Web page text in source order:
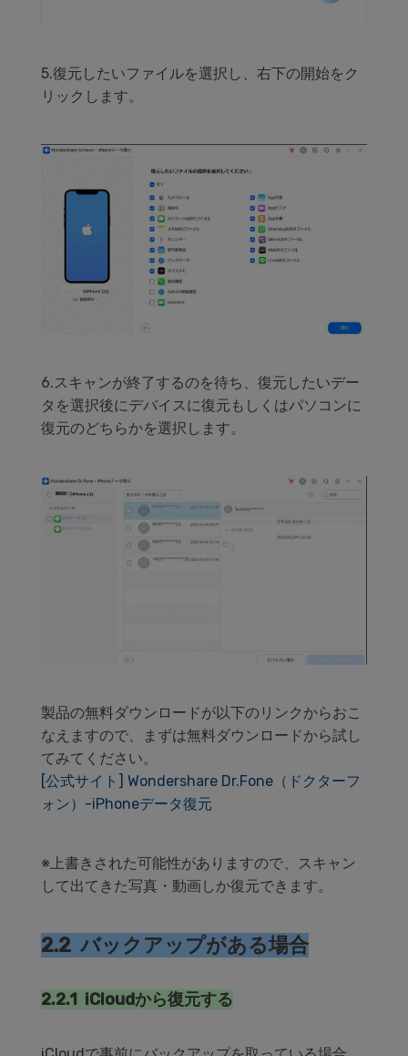
5.復元したいファイルを選択し、右下の開始をク
リックします。
6.スキャンが終了するのを待ち、復元したいデー
タを選択後にデバイスに復元もしくはパソコンに
復元のどちらかを選択します。
製品の無料ダウンロードが以下のリンクからおこ
なえますので、まずは無料ダウンロードから試し
てみてください。
[公式サイト] Wondershare Dr.Fone（ドクターフ
ォン）-iPhoneデータ復元
※上書きされた可能性がありますので、スキャン
して出てきた写真・動画しか復元できます。
2.2 バックアップがある場合
2.2.1 iCloudから復元する